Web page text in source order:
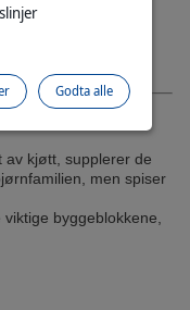
SPISER KJØTT!
av kjøtt, supplerer de
men spiser
byggeblokkene,
Godta alle